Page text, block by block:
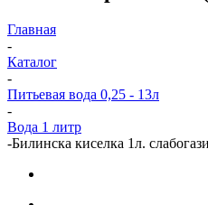
Главная
-
Каталог
-
Питьевая вода 0,25 - 13л
-
Вода 1 литр
-Билинска киселка 1л.